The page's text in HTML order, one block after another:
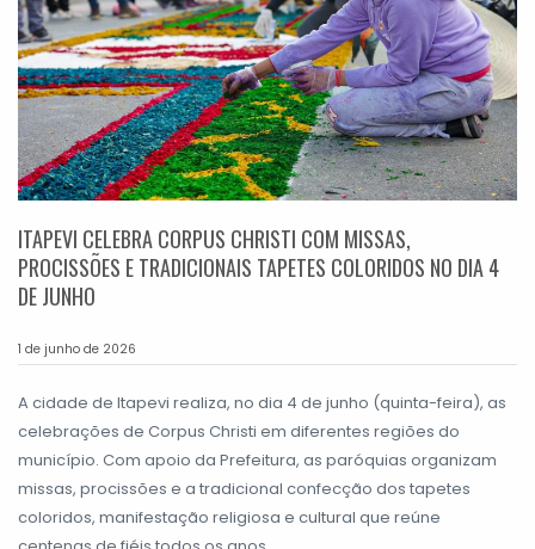
ITAPEVI CELEBRA CORPUS CHRISTI COM MISSAS,
PROCISSÕES E TRADICIONAIS TAPETES COLORIDOS NO DIA 4
DE JUNHO
1 de junho de 2026
A cidade de Itapevi realiza, no dia 4 de junho (quinta-feira), as
celebrações de Corpus Christi em diferentes regiões do
município. Com apoio da Prefeitura, as paróquias organizam
missas, procissões e a tradicional confecção dos tapetes
coloridos, manifestação religiosa e cultural que reúne